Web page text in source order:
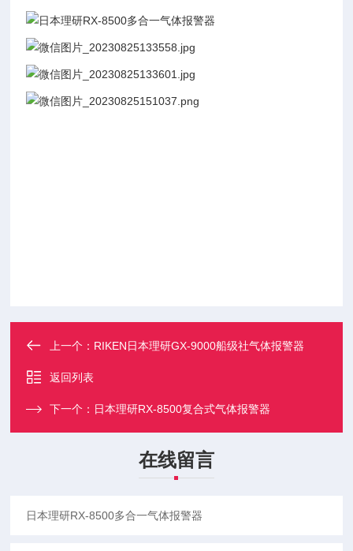
上一个： RIKEN日本理研GX-9000船级社气体报警器
返回列表
下一个： 日本理研RX-8500复合式气体报警器
在线留言